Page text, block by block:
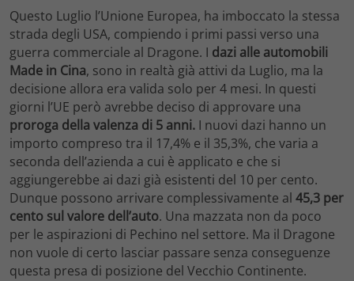
Questo Luglio l’Unione Europea, ha imboccato la stessa
strada degli USA, compiendo i primi passi verso una
guerra commerciale al Dragone. I dazi alle automobili
Made in Cina, sono in realtà già attivi da Luglio, ma la
decisione allora era valida solo per 4 mesi. In questi
giorni l’UE però avrebbe deciso di approvare una
proroga della valenza di 5 anni. I nuovi dazi hanno un
importo compreso tra il 17,4% e il 35,3%, che varia a
seconda dell’azienda a cui è applicato e che si
aggiungerebbe ai dazi già esistenti del 10 per cento.
Dunque possono arrivare complessivamente al 45,3 per
cento sul valore dell’auto. Una mazzata non da poco
per le aspirazioni di Pechino nel settore. Ma il Dragone
non vuole di certo lasciar passare senza conseguenze
questa presa di posizione del Vecchio Continente.